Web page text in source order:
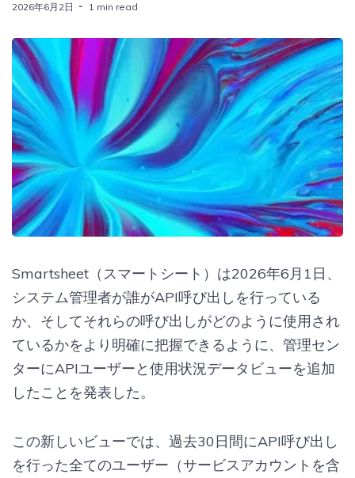
2026年6月2日 1 min read
Smartsheet（スマートシート）は2026年6月1日、
システム管理者が誰がAPI呼び出しを行っている
か、そしてそれらの呼び出しがどのように使用され
ているかをより明確に把握できるように、管理セン
ターにAPIユーザーと使用状況データビューを追加
したことを発表した。
この新しいビューでは、過去30日間にAPI呼び出し
を行った全てのユーザー（サービスアカウントを含